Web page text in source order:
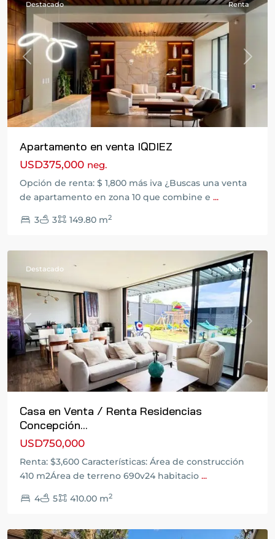
Previous Next
Destacado Renta
Apartamento en venta IQDIEZ
USD375,000 neg.
Opción de renta: $ 1,800 más iva ¿Buscas una venta
de apartamento en zona 10 que combine e ...
3 3 149.80 m2
Carretera
El
Previous Next
Destacado Venta
Casa en Venta / Renta Residencias
Concepción...
USD750,000
Renta: $3,600 Características: Área de construcción
410 m2Área de terreno 690v24 habitacio ...
4 5 410.00 m2
Carretera
a
Salvador,